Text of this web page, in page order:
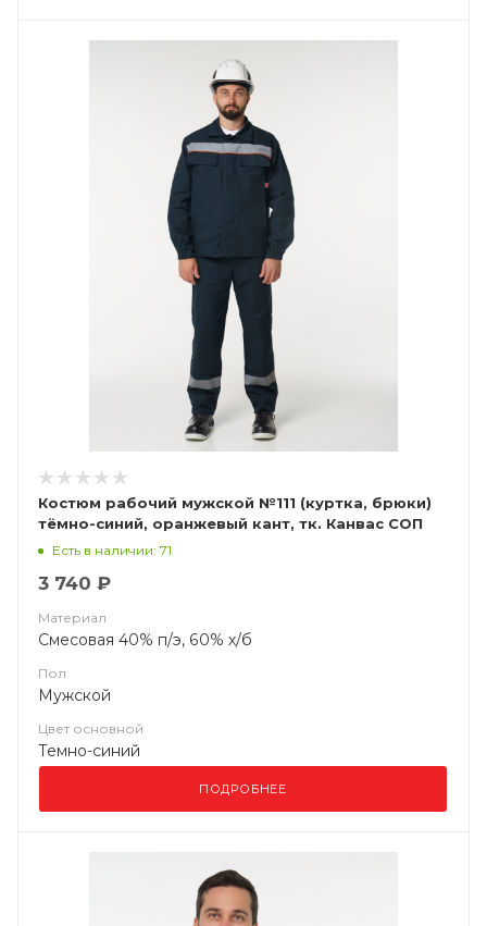
Костюм рабочий мужской №111 (куртка, брюки)
тёмно-синий, оранжевый кант, тк. Канвас СОП
Есть в наличии: 71
3 740 ₽
Материал
Смесовая 40% п/э, 60% х/б
Пол
Мужской
Цвет основной
Темно-синий
ПОДРОБНЕЕ